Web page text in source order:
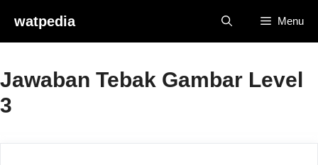
content
watpedia Menu
Jawaban Tebak Gambar Level
3